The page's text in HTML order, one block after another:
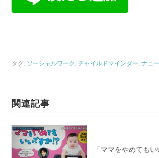
タグ: ソーシャルワーク チャイルドマインダー ナニー
関連記事
「ママをやめても